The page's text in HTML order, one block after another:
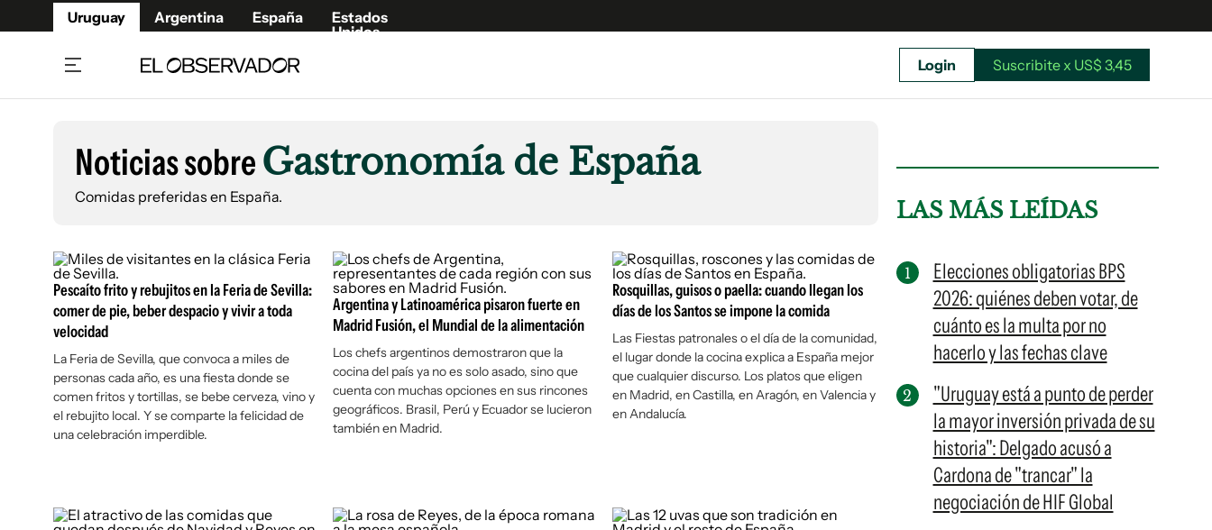
Uruguay Argentina España
Estados
Unidos
Beneficios Member
Referí
Café y Negocios
Economía y Empresas
Agro
Brand Studio
Mundo
Cultura y Espectáculos
Fúnebres
Newsletters
Argentina
España
Estados Unidos
Suscribite x US$ 3,45
Ahora en:
8°C
Domingo:
Siguenos en:
Login Suscribite x US$ 3,45
Noticias sobreGastronomía de España
Comidas preferidas en España.
Pescaíto frito y rebujitos en la Feria de Sevilla:
comer de pie, beber despacio y vivir a toda
velocidad
La Feria de Sevilla, que convoca a miles de
personas cada año, es una fiesta donde se
comen fritos y tortillas, se bebe cerveza, vino y
el rebujito local. Y se comparte la felicidad de
una celebración imperdible.
Argentina y Latinoamérica pisaron fuerte en
Madrid Fusión, el Mundial de la alimentación
Los chefs argentinos demostraron que la
cocina del país ya no es solo asado, sino que
cuenta con muchas opciones en sus rincones
geográficos. Brasil, Perú y Ecuador se lucieron
también en Madrid.
Rosquillas, guisos o paella: cuando llegan los
días de los Santos se impone la comida
Las Fiestas patronales o el día de la comunidad,
el lugar donde la cocina explica a España mejor
que cualquier discurso. Los platos que eligen
en Madrid, en Castilla, en Aragón, en Valencia y
en Andalucía.
LAS MÁS LEÍDAS
Elecciones obligatorias BPS
2026: quiénes deben votar, de
cuánto es la multa por no
hacerlo y las fechas clave
"Uruguay está a punto de perder
la mayor inversión privada de su
historia": Delgado acusó a
Cardona de "trancar" la
negociación de HIF Global